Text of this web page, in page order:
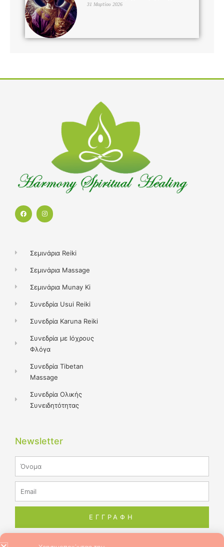
31 Μαρτίου 2026
F
a
I
n
m
Σεμινάρια Reiki
Σεμινάρια Massage
Σεμινάρια Munay Ki
Συνεδρία Usui Reiki
Συνεδρία Karuna Reiki
Συνεδρία με Ιόχρους
Φλόγα
Συνεδρία Tibetan
Massage
Συνεδρία Ολικής
Συνειδητότητας
Newsletter
ΕΓΓΡΑΦΗ